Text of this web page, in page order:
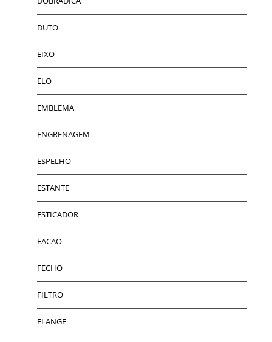
DUTO
EIXO
ELO
EMBLEMA
ENGRENAGEM
ESPELHO
ESTANTE
ESTICADOR
FACAO
FECHO
FILTRO
FLANGE